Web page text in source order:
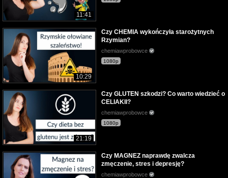
11:41
10:29
Czy CHEMIA wykończyła starożytnych
Rzymian?
chemiawprobowce
1080p
21:19
Czy GLUTEN szkodzi? Co warto wiedzieć o
CELIAKII?
chemiawprobowce
1080p
Czy MAGNEZ naprawdę zwalcza
zmęczenie, stres i depresję?
chemiawprobowce